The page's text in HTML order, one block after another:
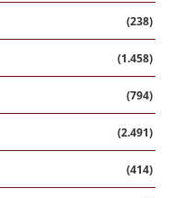
(238)
(1.458)
(794)
(2.491)
(414)